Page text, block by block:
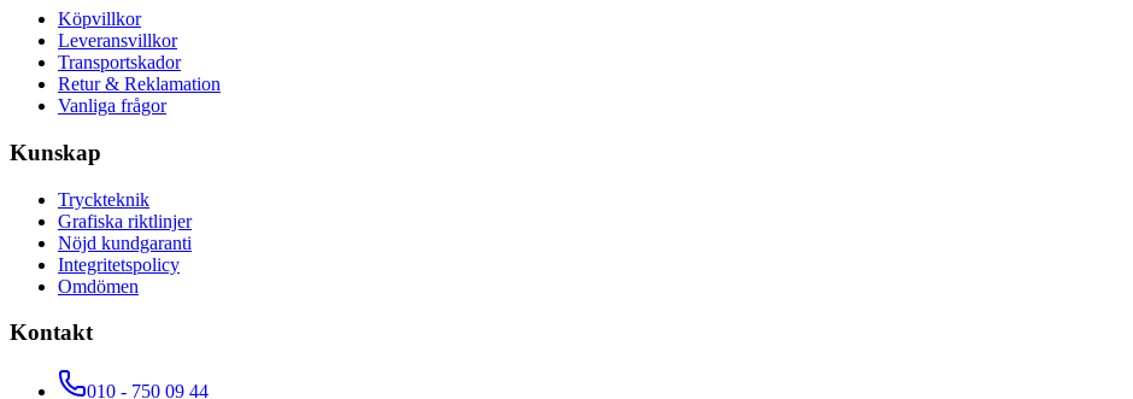
Köpvillkor
Leveransvillkor
Transportskador
Retur & Reklamation
Vanliga frågor
Kunskap
Tryckteknik
Grafiska riktlinjer
Nöjd kundgaranti
Integritetspolicy
Omdömen
Kontakt
010 - 750 09 44